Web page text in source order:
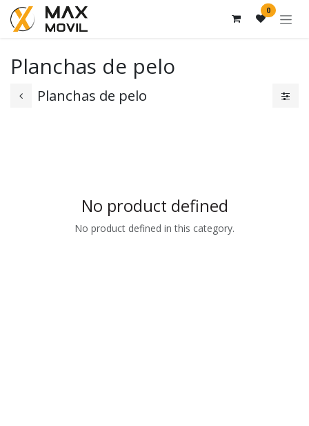
Skip to Content 0
Planchas de pelo
Planchas de pelo
No product defined
No product defined in this category.